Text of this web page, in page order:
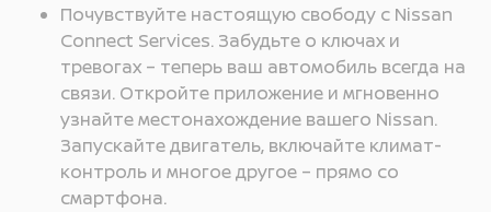
Почувствуйте настоящую свободу с Nissan
Connect Services. Забудьте о ключах и
тревогах – теперь ваш автомобиль всегда на
связи. Откройте приложение и мгновенно
узнайте местонахождение вашего Nissan.
Запускайте двигатель, включайте климат-
контроль и многое другое – прямо со
смартфона.